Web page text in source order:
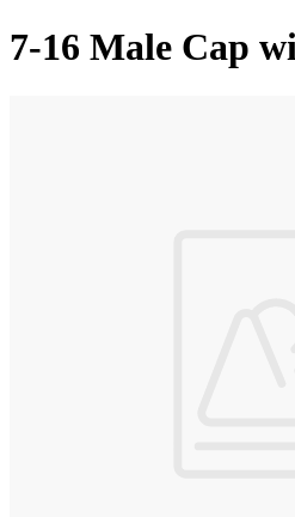
7-16 Male Cap